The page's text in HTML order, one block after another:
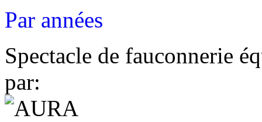
Par années
Spectacle de fauconnerie
par: